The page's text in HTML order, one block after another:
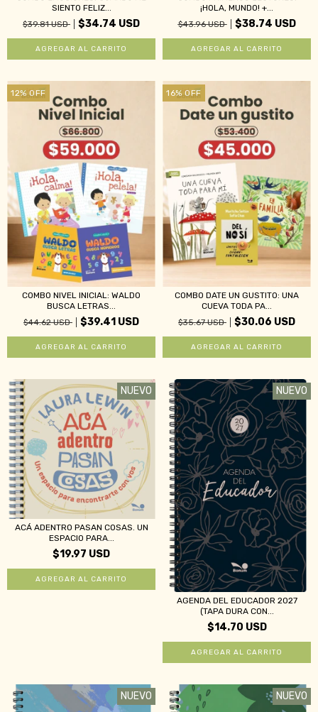
SIENTO FELIZ...
$39.81 USD
$34.74 USD
¡HOLA, MUNDO! +...
$43.96 USD
$38.74 USD
12% OFF
COMBO NIVEL INICIAL: WALDO
BUSCA LETRAS...
$44.62 USD
$39.41 USD
16% OFF
COMBO DATE UN GUSTITO: UNA
CUEVA TODA PA...
$35.67 USD
$30.06 USD
NUEVO
ACÁ ADENTRO PASAN COSAS. UN
ESPACIO PARA...
$19.97 USD
NUEVO
AGENDA DEL EDUCADOR 2027
(TAPA DURA CON...
$14.70 USD
NUEVO NUEVO